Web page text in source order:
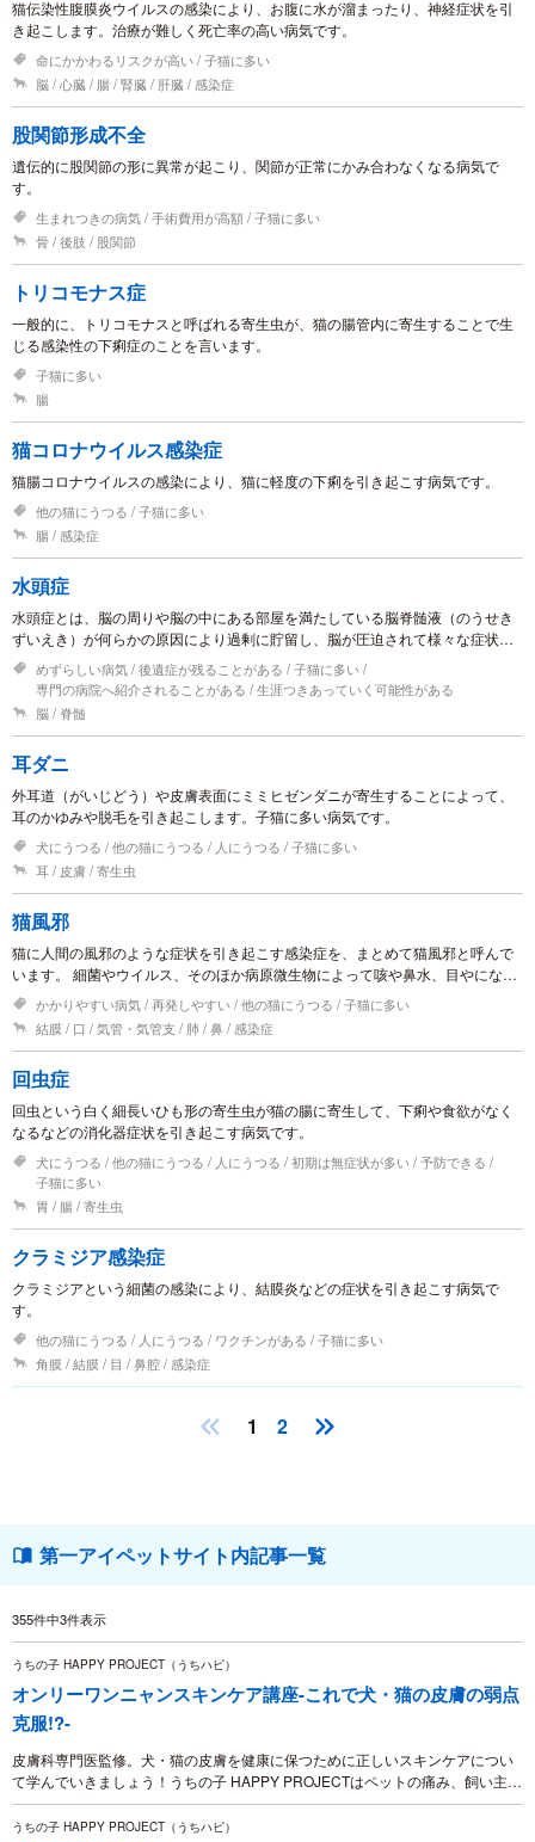
猫伝染性腹膜炎ウイルスの感染により、お腹に水が溜まったり、神経症状を引
き起こします。治療が難しく死亡率の高い病気です。
命にかかわるリスクが高い 子猫に多い
脳 心臓 腸 腎臓 肝臓 感染症
股関節形成不全
遺伝的に股関節の形に異常が起こり、関節が正常にかみ合わなくなる病気で
す。
生まれつきの病気 手術費用が高額 子猫に多い
骨 後肢 股関節
トリコモナス症
一般的に、トリコモナスと呼ばれる寄生虫が、猫の腸管内に寄生することで生
じる感染性の下痢症のことを言います。
子猫に多い
腸
猫コロナウイルス感染症
猫腸コロナウイルスの感染により、猫に軽度の下痢を引き起こす病気です。
他の猫にうつる
子猫に多い
腸 感染症
水頭症
水頭症とは、脳の周りや脳の中にある部屋を満たしている脳脊髄液（のうせき
ずいえき）が何らかの原因により過剰に貯留し、脳が圧迫されて様々な症状を
引き起こす病気です。
めずらしい病気 後遺症が残ることがある
子猫に多い
専門の病院へ紹介されることがある
生涯つきあっていく可能性がある
脳
脊髄
耳ダニ
外耳道（がいじどう）や皮膚表面にミミヒゼンダニが寄生することによって、
耳のかゆみや脱毛を引き起こします。子猫に多い病気です。
犬にうつる 他の猫にうつる 人にうつる
子猫に多い
耳
皮膚 寄生虫
猫風邪
猫に人間の風邪のような症状を引き起こす感染症を、まとめて猫風邪と呼んで
います。 細菌やウイルス、そのほか病原微生物によって咳や鼻水、目やになど
様々な症状を引き起こします。
かかりやすい病気 再発しやすい 他の猫にうつる
子猫に多い
結膜
口 気管・気管支 肺 鼻 感染症
回虫症
回虫という白く細長いひも形の寄生虫が猫の腸に寄生して、下痢や食欲がなく
なるなどの消化器症状を引き起こす病気です。
犬にうつる 他の猫にうつる 人にうつる 初期は無症状が多い 予防できる
子猫に多い
胃
腸 寄生虫
クラミジア感染症
クラミジアという細菌の感染により、結膜炎などの症状を引き起こす病気で
す。
他の猫にうつる 人にうつる ワクチンがある
子猫に多い
角膜 結膜 目 鼻腔 感染症
1 2
第一アイペットサイト内記事一覧
355件中3件表示
うちの子 HAPPY PROJECT（うちハピ）
オンリーワンニャンスキンケア講座-これで犬・猫の皮膚の弱点
克服!?-
皮膚科専門医監修。犬・猫の皮膚を健康に保つために正しいスキンケアについ
て学んでいきましょう！うちの子 HAPPY PROJECTはペットの痛み、飼い主さ
んの後悔を無くしたいという”想い”から始まりました。
うちの子 HAPPY PROJECT（うちハピ）